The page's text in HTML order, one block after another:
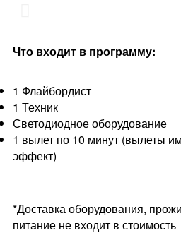
Что входит в программу:
1 Флайбордист
1 Техник
Светодиодное оборудование
1 вылет по 10 минут (вылеты
эффект)
*Доставка оборудования,
питание не входит в стоимость